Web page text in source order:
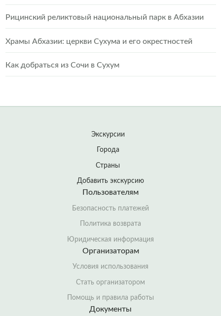
Рицинский реликтовый национальный парк в Абхазии
Храмы Абхазии: церкви Сухума и его окрестностей
Как добраться из Сочи в Сухум
Экскурсии
Города
Страны
Добавить экскурсию
Пользователям
Безопасность платежей
Политика возврата
Юридическая информация
Организаторам
Условия использования
Стать организатором
Помощь и правила работы
Документы